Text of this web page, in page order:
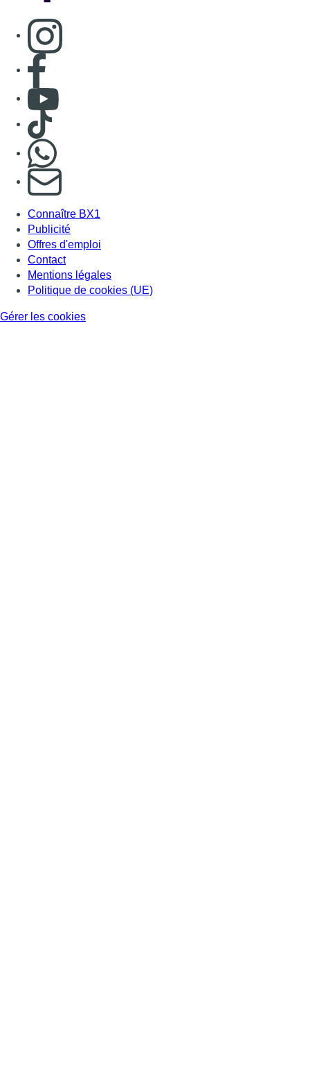
Consulter page Instagram
Consulter page Facebook
Consulter Youtube
Consulter TikTok
S'abonner à notre newsletter
Connaître BX1
Publicité
Offres d'emploi
Contact
Mentions légales
Politique de cookies (UE)
Gérer les cookies